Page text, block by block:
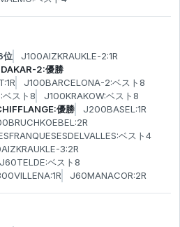
位
J100AIZKRAUKLE-2:1R
2:優勝
J100BARCELONA-2:ベスト8
ベスト8
J100KRAKOW:ベスト8
優勝
J200BASEL:1R
ベスト4
3:2R
J60TELDE:ベスト8
J60MANACOR:2R